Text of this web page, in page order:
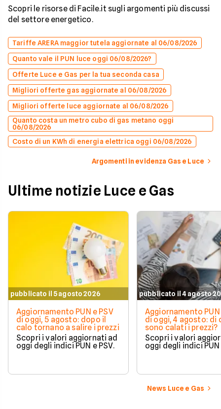
Scopri le risorse di Facile.it sugli argomenti più discussi
del settore energetico.
Tariffe ARERA maggior tutela aggiornate al 06/08/2026
Quanto vale il PUN luce oggi 06/08/2026?
Offerte Luce e Gas per la tua seconda casa
Migliori offerte gas aggiornate al 06/08/2026
Migliori offerte luce aggiornate al 06/08/2026
Quanto costa un metro cubo di gas metano oggi
06/08/2026
Costo di un KWh di energia elettrica oggi 06/08/2026
Argomenti in evidenza Gas e Luce
Ultime notizie Luce e Gas
pubblicato il 5 agosto 2026
Aggiornamento PUN e PSV
di oggi, 5 agosto: dopo il
calo tornano a salire i prezzi
Scopri i valori aggiornati ad
oggi degli indici PUN e PSV.
pubblicato il 4 agosto
Aggiornamento PUN
di oggi, 4 agosto: di
sono calati i prezzi?
Scopri i valori
oggi degli indici PUN
News Luce e Gas